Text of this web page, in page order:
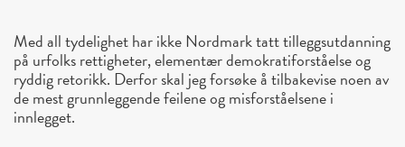
Med all tydelighet har ikke Nordmark tatt tilleggsutdanning
på urfolks rettigheter, elementær demokratiforståelse og
ryddig retorikk. Derfor skal jeg forsøke å tilbakevise noen av
de mest grunnleggende feilene og misforståelsene i
innlegget.